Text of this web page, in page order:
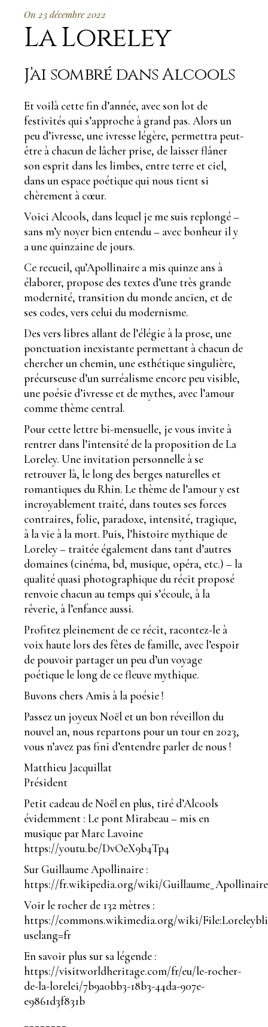
On 23 décembre 2022
La Loreley
J’ai sombré dans Alcools
Et voilà cette fin d’année, avec son lot de
festivités qui s’approche à grand pas. Alors un
peu d’ivresse, une ivresse légère, permettra peut-
être à chacun de lâcher prise, de laisser flâner
son esprit dans les limbes, entre terre et ciel,
dans un espace poétique qui nous tient si
chèrement à cœur.
Voici Alcools, dans lequel je me suis replongé –
sans m’y noyer bien entendu – avec bonheur il y
a une quinzaine de jours.
Ce recueil, qu’Apollinaire a mis quinze ans à
élaborer, propose des textes d’une très grande
modernité, transition du monde ancien, et de
ses codes, vers celui du modernisme.
Des vers libres allant de l’élégie à la prose, une
ponctuation inexistante permettant à chacun de
chercher un chemin, une esthétique singulière,
précurseuse d’un surréalisme encore peu visible,
une poésie d’ivresse et de mythes, avec l’amour
comme thème central.
Pour cette lettre bi-mensuelle, je vous invite à
rentrer dans l’intensité de la proposition de La
Loreley. Une invitation personnelle à se
retrouver là, le long des berges naturelles et
romantiques du Rhin. Le thème de l’amour y est
incroyablement traité, dans toutes ses forces
contraires, folie, paradoxe, intensité, tragique,
à la vie à la mort. Puis, l’histoire mythique de
Loreley – traitée également dans tant d’autres
domaines (cinéma, bd, musique, opéra, etc.) – la
qualité quasi photographique du récit proposé
renvoie chacun au temps qui s’écoule, à la
rêverie, à l’enfance aussi.
Profitez pleinement de ce récit, racontez-le à
voix haute lors des fêtes de famille, avec l’espoir
de pouvoir partager un peu d’un voyage
poétique le long de ce fleuve mythique.
Buvons chers Amis à la poésie !
Passez un joyeux Noël et un bon réveillon du
nouvel an, nous repartons pour un tour en 2023,
vous n’avez pas fini d’entendre parler de nous !
Matthieu Jacquillat
Président
Petit cadeau de Noël en plus, tiré d’Alcools
évidemment : Le pont Mirabeau – mis en
musique par Marc Lavoine
https://youtu.be/DvOeX9b4Tp4
Sur Guillaume Apollinaire :
https://fr.wikipedia.org/wiki/Guillaume_Apollinaire
Voir le rocher de 132 mètres :
https://commons.wikimedia.org/wiki/
uselang=fr
En savoir plus sur sa légende :
https://visitworldheritage.com/fr/eu/le-rocher-
de-la-lorelei/7b9a0bb3-18b3-44da-907e-
e9861d3f831b